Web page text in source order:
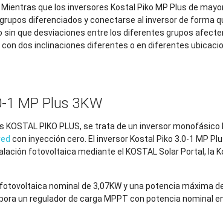
que los inversores Kostal Piko MP Plus de
diferenciados y conectarse al inversor de forma
que desviaciones entre los diferentes grupos
dos inclinaciones diferentes o en diferentes
MP Plus 3KW
PIKO PLUS, se trata de un inversor monofásico
con inyección cero. El inversor Kostal Piko 3.0-1 MP
fotovoltaica mediante el KOSTAL Solar Portal, la
nominal de 3,07KW y una potencia máxima
un regulador de carga MPPT con potencia nominal